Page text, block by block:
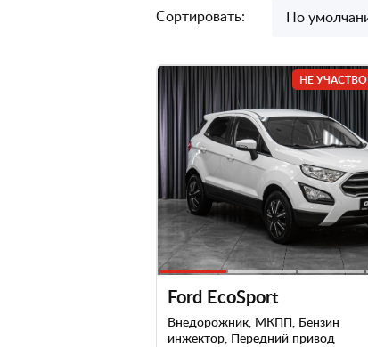
Сортировать: По
НЕ
Ford EcoSport
Внедорожник, МКПП, Бензин
инжектор, Передний привод